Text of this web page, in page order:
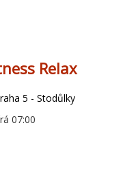
Relax
5 - Stodůlky
07:00